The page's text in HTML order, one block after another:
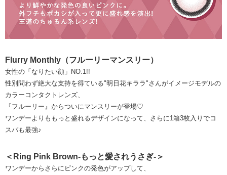
Flurry Monthly（フルーリーマンスリー）
女性の「なりたい顔」NO.1!!
性別問わず絶大な支持を得ている"明日花キララ"さんがイメージモデルの
カラーコンタクトレンズ、
『フルーリー』からついにマンスリーが登場♡
ワンデーよりももっと盛れるデザインになって、さらに1箱3枚入りでコ
スパも最強♪
＜Ring Pink Brown-もっと愛されうさぎ-＞
ワンデーからさらにピンクの発色がアップして、